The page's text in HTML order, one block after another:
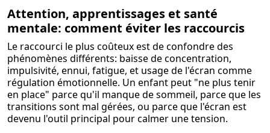
Attention, apprentissages et santé
mentale: comment éviter les raccourcis
Le raccourci le plus coûteux est de confondre des
phénomènes différents: baisse de concentration,
impulsivité, ennui, fatigue, et usage de l'écran comme
régulation émotionnelle. Un enfant peut "ne plus tenir
en place" parce qu'il manque de sommeil, parce que les
transitions sont mal gérées, ou parce que l'écran est
devenu l'outil principal pour calmer une tension.